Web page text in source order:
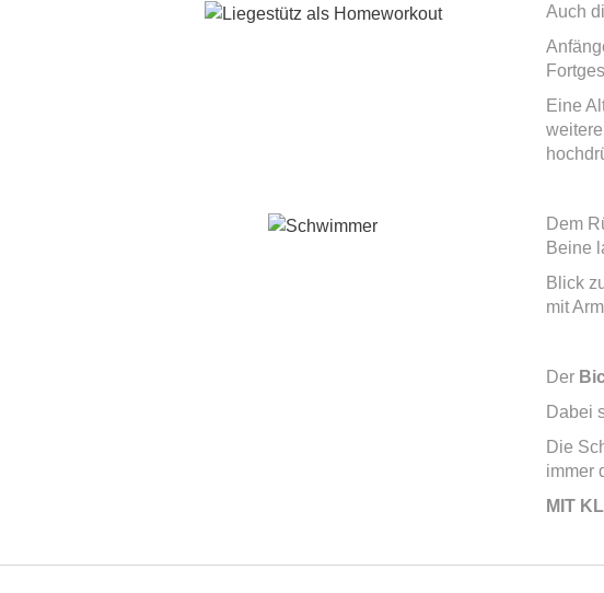
Auch
Eine
Dem
Beine
Blick
mit
Der
Dabei
Die
immer
MIT